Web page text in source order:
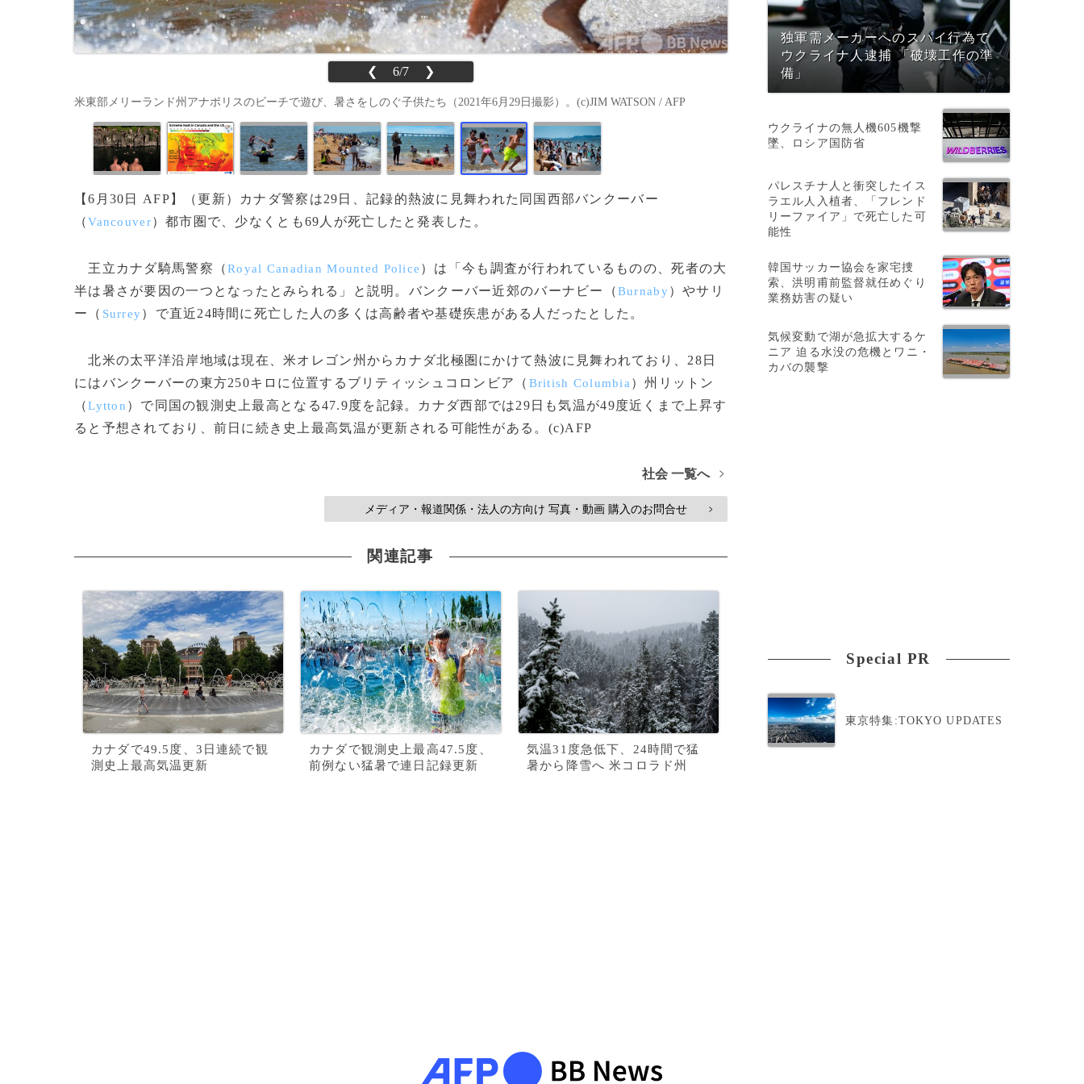
❮ 6/7 ❯
米東部メリーランド州アナポリスのビーチで遊び、暑さをしのぐ子供たち（2021年6月29日撮影）。(c)JIM WATSON / AFP
【6月30日 AFP】（更新）カナダ警察は29日、記録的熱波に見舞われた同国西部バンクーバー
（Vancouver）都市圏で、少なくとも69人が死亡したと発表した。
王立カナダ騎馬警察（Royal Canadian Mounted Police ）は「今も調査が行われているものの、死者の大
半は暑さが要因の一つとなったとみられる」と説明。バンクーバー近郊のバーナビー（Burnaby）やサリ
ー（ Surrey）で直近24時間に死亡した人の多くは高齢者や基礎疾患がある人だったとした。
北米の太平洋沿岸地域は現在、米オレゴン州からカナダ北極圏にかけて熱波に見舞われており、28日
にはバンクーバーの東方250キロに位置するブリティッシュコロンビア（ British Columbia ）州リットン
（Lytton ）で同国の観測史上最高となる47.9度を記録。カナダ西部では29日も気温が49度近くまで上昇す
ると予想されており、前日に続き史上最高気温が更新される可能性がある。(c)AFP
社会 一覧へ >
メディア・報道関係・法人の方向け 写真・動画 購入のお問合せ >
関連記事
カナダで49.5度、3日連続で観
測史上最高気温更新
カナダで観測史上最高47.5度、
前例ない猛暑で連日記録更新
気温31度急低下、24時間で猛
暑から降雪へ 米コロラド州
独軍需メーカーへのスパイ行為で
ウクライナ人逮捕 「破壊工作の準
備」
ウクライナの無人機605機撃
墜、ロシア国防省
パレスチナ人と衝突したイス
ラエル人入植者、「フレンド
リーファイア」で死亡した可
能性
韓国サッカー協会を家宅捜
索、洪明甫前監督就任めぐり
業務妨害の疑い
気候変動で湖が急拡大するケ
ニア 迫る水没の危機とワニ・
カバの襲撃
Special PR
東京特集:TOKYO UPDATES